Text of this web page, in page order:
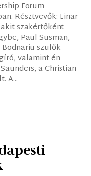
Forum
Résztvevők: Einar
akit szakértőként
Paul Susman,
szülők
valamint én,
a Christian
A...